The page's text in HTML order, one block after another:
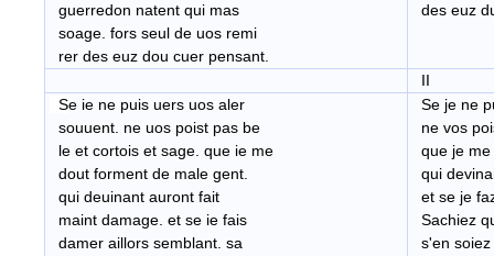
guerredon natent qui mas
soage. fors seul de uos remi
rer des euz dou cuer pensant.
des euz
II
Se ie ne puis uers uos aler
souuent. ne uos poist pas be
le et cortois et sage. que ie me
dout forment de male gent.
qui deuinant auront fait
maint damage. et se ie fais
damer aillors semblant. sa
Se je ne
ne vos
que je
qui
et se je
Sachiez
s'en